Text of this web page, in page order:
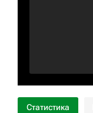
Статистика